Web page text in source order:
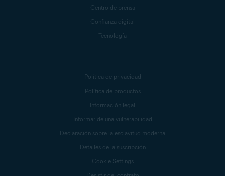
Centro de prensa
Confianza digital
Tecnología
Política de privacidad
Política de productos
Información legal
Informar de una vulnerabilidad
Declaración sobre la esclavitud moderna
Detalles de la suscripción
Cookie Settings